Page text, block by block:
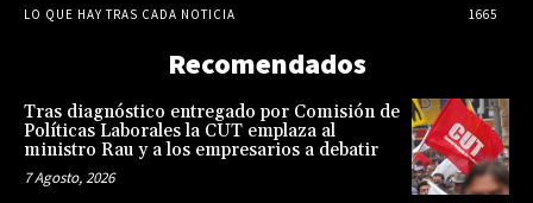
LO QUE HAY TRAS CADA NOTICIA
1665
Recomendados
Tras diagnóstico entregado por Comisión de
Políticas Laborales la CUT emplaza al
ministro Rau y a los empresarios a debatir
7 Agosto, 2026